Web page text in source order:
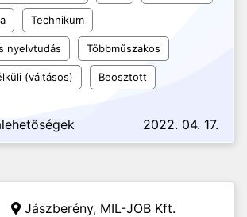
Technikum
nyelvtudás Többműszakos
(váltásos) Beosztott
2022. 04. 17.
Jászberény, MIL-JOB Kft.